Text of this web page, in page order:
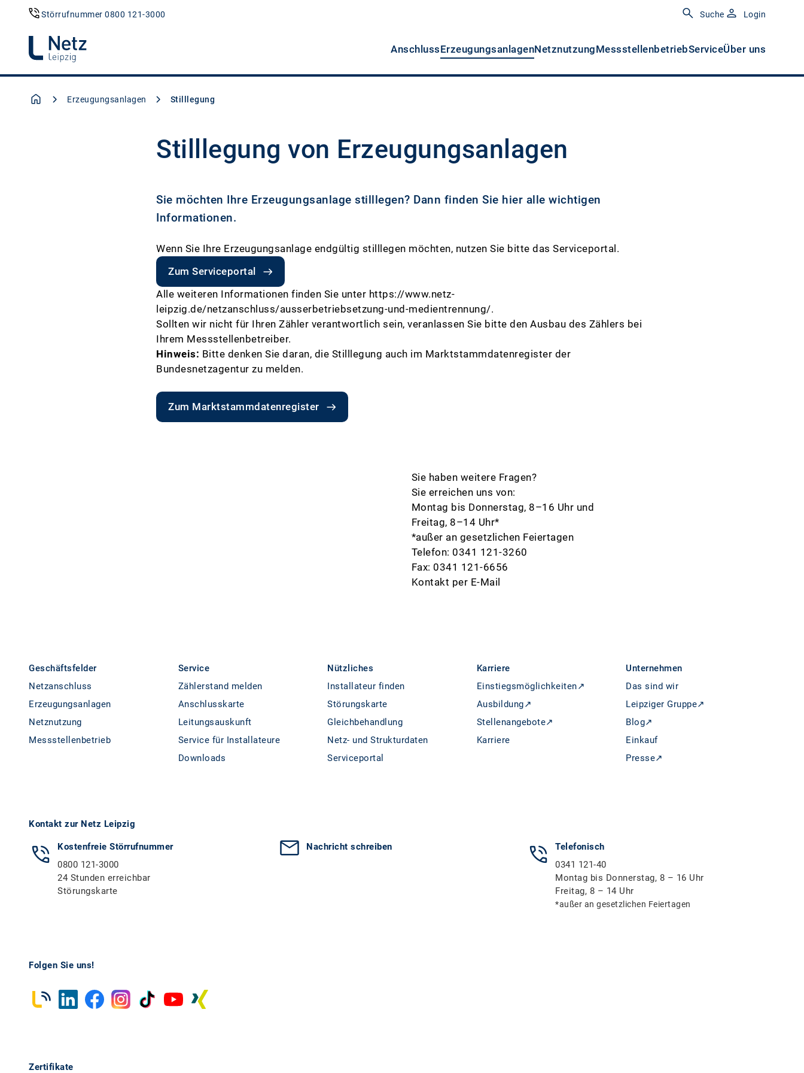
Störrufnummer 0800 121-3000 Suche Login
AnschlussErzeugungsanlagenNetznutzungMessstellenbetriebServiceÜber uns
Erzeugungsanlagen Stilllegung
Stilllegung von Erzeugungsanlagen
Sie möchten Ihre Erzeugungsanlage stilllegen? Dann finden Sie hier alle wichtigen
Informationen.
Wenn Sie Ihre Erzeugungsanlage endgültig stilllegen möchten, nutzen Sie bitte das Serviceportal.
Zum Serviceportal
Alle weiteren Informationen finden Sie unter https://www.netz-
leipzig.de/netzanschluss/ausserbetriebsetzung-und-medientrennung/.
Sollten wir nicht für Ihren Zähler verantwortlich sein, veranlassen Sie bitte den Ausbau des Zählers bei
Ihrem Messstellenbetreiber.
Hinweis: Bitte denken Sie daran, die Stilllegung auch im Marktstammdatenregister der
Bundesnetzagentur zu melden.
Zum Marktstammdatenregister
Sie haben weitere Fragen?
Sie erreichen uns von:
Montag bis Donnerstag, 8–16 Uhr und
Freitag, 8–14 Uhr*
*außer an gesetzlichen Feiertagen
Telefon: 0341 121-3260
Fax: 0341 121-6656
Kontakt per E-Mail
Geschäftsfelder
Netzanschluss
Erzeugungsanlagen
Netznutzung
Messstellenbetrieb
Service
Zählerstand melden
Anschlusskarte
Leitungsauskunft
Service für Installateure
Downloads
Nützliches
Installateur finden
Störungskarte
Gleichbehandlung
Netz- und Strukturdaten
Serviceportal
Karriere
Einstiegsmöglichkeiten↗
Ausbildung↗
Stellenangebote↗
Karriere
Unternehmen
Das sind wir
Leipziger Gruppe↗
Blog↗
Einkauf
Presse↗
Kontakt zur Netz Leipzig
Kostenfreie Störrufnummer
0800 121-3000
24 Stunden erreichbar
Störungskarte
Nachricht schreiben
Telefonisch
0341 121-40
Montag bis Donnerstag, 8 – 16 Uhr
Freitag, 8 – 14 Uhr
*außer an gesetzlichen Feiertagen
Folgen Sie uns!
Zertifikate